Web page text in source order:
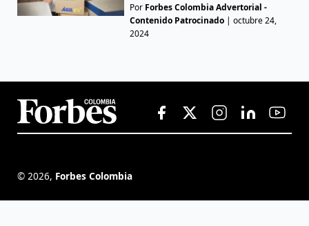
Por Forbes Colombia Advertorial -
Contenido Patrocinado |octubre 24,
2024
© 2026, Forbes Colombia